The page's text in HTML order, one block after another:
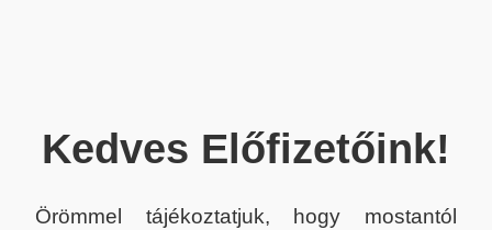
Kedves Előfizetőink!
Örömmel tájékoztatjuk, hogy mostantól